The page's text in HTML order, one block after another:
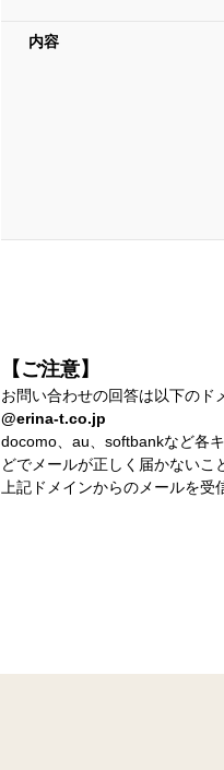
内容
【ご注意】
お問い合わせの回答は以下のド
@erina-t.co.jp
docomo、au、softbankなど各
どでメールが正しく届かないこ
上記ドメインからのメールを受